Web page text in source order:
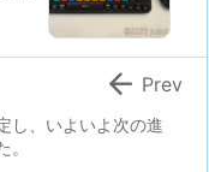
し、いよいよ次の進
 Prev